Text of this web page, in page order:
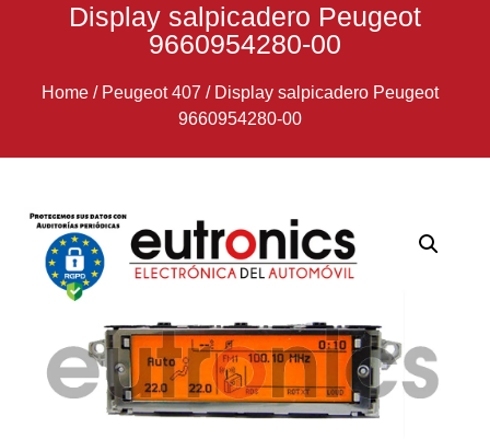
Display salpicadero Peugeot
9660954280-00
Home / Peugeot 407 / Display salpicadero Peugeot
9660954280-00